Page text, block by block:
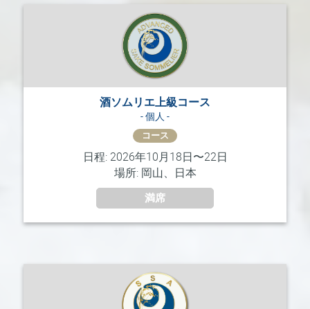
酒ソムリエ上級コース
- 個人 -
コース
日程: 2026年10月18日〜22日
場所: 岡山、日本
満席